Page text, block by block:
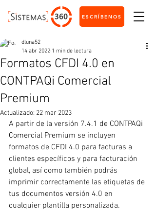
ESCRÍBENOS
Formatos CFDI 4.0 en
CONTPAQi Comercial
Premium
dluna52
14 abr 2022 1 min de lectura
Actualizado: 22 mar 2023
A partir de la versión 7.4.1 de CONTPAQi
Comercial Premium se incluyen
formatos de CFDI 4.0 para facturas a
clientes específicos y para facturación
global, así como también podrás
imprimir correctamente las etiquetas de
tus documentos versión 4.0 en
cualquier plantilla personalizada.